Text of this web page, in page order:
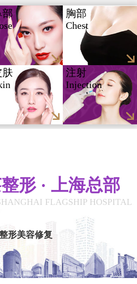
部 胸部
Chest
肤 注射
Injection
形 · 上海总部
FLAGSHIP HOSPITAL
形美容修复